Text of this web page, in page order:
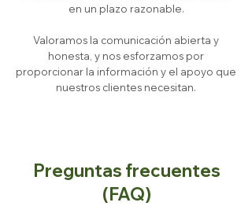
en un plazo razonable.
Valoramos la comunicación abierta y
honesta, y nos esforzamos por
proporcionar la información y el apoyo que
nuestros clientes necesitan.
Preguntas frecuentes
(FAQ)